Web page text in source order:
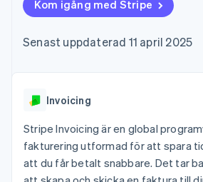
Link
Financial Connections
Mer
Product roadmap
Plattformar
Kreatörsekonomi
Spel
Besöksnäring, resor
och fritid
Försäkringsbolag
Erbjud
fakturering
Utfärda stablecoin-
Tillhandahåll och
Resurser
Företag
Sessions årliga
Karriärer
Kontakt
Kontakta
Kom igång med Stripe
Senast uppdaterad 11 april 2025
Invoicing
Stripe Invoicing är en global
fakturering utformad för att spara
att du får betalt snabbare. Det tar